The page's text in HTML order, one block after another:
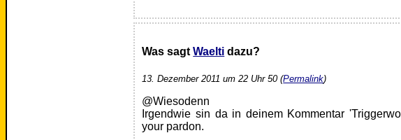
Was sagtWaelti dazu?
13. Dezember 2011 um 22 Uhr 50 (Permalink)
@Wiesodenn
Irgendwie sin da in deinem Kommentar
your pardon.